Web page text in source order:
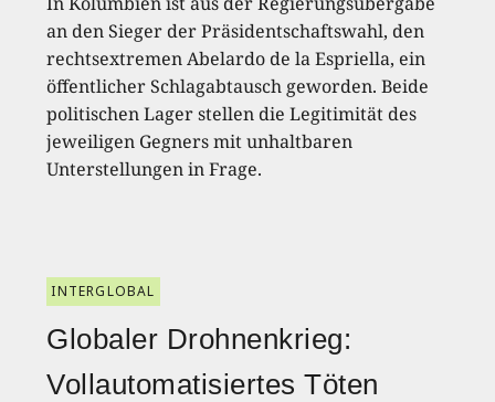
an den Sieger der Präsidentschaftswahl, den
rechtsextremen Abelardo de la Espriella, ein
öffentlicher Schlagabtausch geworden. Beide
politischen Lager stellen die Legitimität des
jeweiligen Gegners mit unhaltbaren
Unterstellungen in Frage.
INTERGLOBAL
Globaler Drohnenkrieg:
Vollautomatisiertes Töten